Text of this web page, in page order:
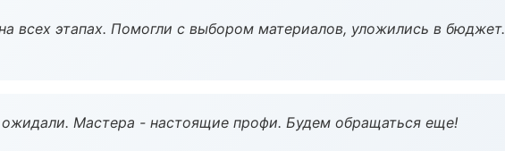
всех этапах. Помогли с выбором материалов, уложились в бюджет.
Мастера - настоящие профи. Будем обращаться еще!